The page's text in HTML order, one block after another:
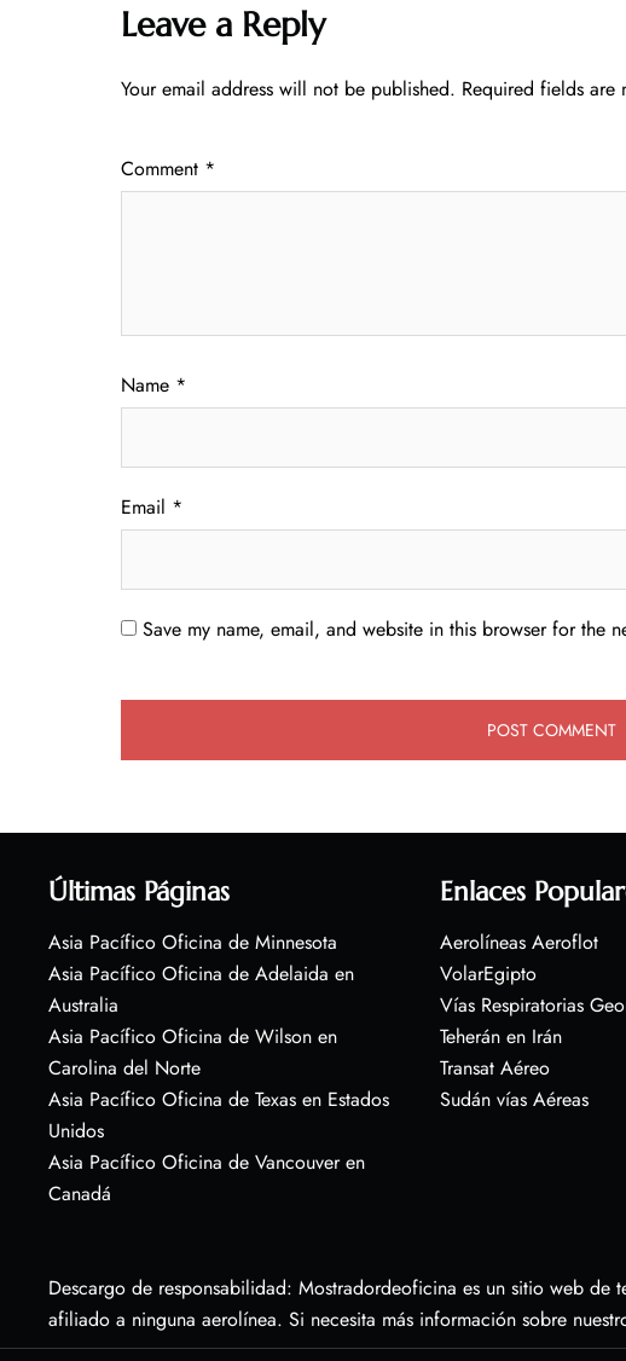
Leave a Reply
Your email address will not be published. Required fields are
Comment *
Name *
Email *
Save my name, email, and website in this browser for the
Últimas Páginas
Asia Pacífico Oficina de Minnesota
Asia Pacífico Oficina de Adelaida en
Australia
Asia Pacífico Oficina de Wilson en
Carolina del Norte
Asia Pacífico Oficina de Texas en Estados
Unidos
Asia Pacífico Oficina de Vancouver en
Canadá
Enlaces
Aerolíneas Aeroflot
VolarEgipto
Vías Respiratorias
Teherán en Irán
Transat Aéreo
Sudán vías Aéreas
Descargo de responsabilidad: Mostradordeoficina es un sitio web
afiliado a ninguna aerolínea. Si necesita más información sobre